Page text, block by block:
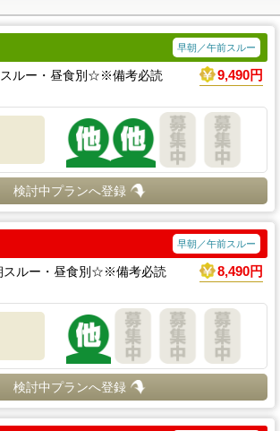
早朝／午前スルー
ルー・昼食別☆※備考必読 9,490円
検討中プランへ登録
早朝／午前スルー
ルー・昼食別☆※備考必読 8,490円
検討中プランへ登録